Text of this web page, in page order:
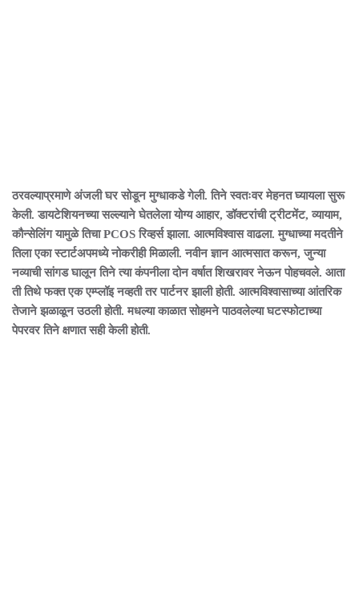
ठरवल्याप्रमाणे अंजली घर सोडून मुग्धाकडे गेली. तिने स्वतःवर मेहनत घ्यायला सुरू
केली. डायटेशियनच्या सल्ल्याने घेतलेला योग्य आहार, डॉक्टरांची ट्रीटमेंट, व्यायाम,
कौन्सेलिंग यामुळे तिचा PCOS रिव्हर्स झाला. आत्मविश्वास वाढला. मुग्धाच्या मदतीने
तिला एका स्टार्टअपमध्ये नोकरीही मिळाली. नवीन ज्ञान आत्मसात करून, जुन्या
नव्याची सांगड घालून तिने त्या कंपनीला दोन वर्षात शिखरावर नेऊन पोहचवले. आता
ती तिथे फक्त एक एम्प्लॉइ नव्हती तर पार्टनर झाली होती. आत्मविश्वासाच्या आंतरिक
तेजाने झळाळून उठली होती. मधल्या काळात सोहमने पाठवलेल्या घटस्फोटाच्या
पेपरवर तिने क्षणात सही केली होती.